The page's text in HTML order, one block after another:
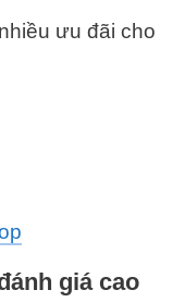
ưu đãi cho
giá cao